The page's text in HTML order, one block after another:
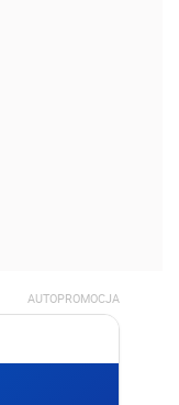
AUTOPROMOCJA